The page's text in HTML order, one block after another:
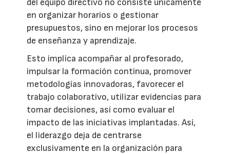
en organizar horarios o gestionar
presupuestos, sino en mejorar los procesos
de enseñanza y aprendizaje.
Esto implica acompañar al profesorado,
impulsar la formación continua, promover
metodologías innovadoras, favorecer el
trabajo colaborativo, utilizar evidencias para
tomar decisiones, así como evaluar el
impacto de las iniciativas implantadas. Así,
el liderazgo deja de centrarse
exclusivamente en la organización para